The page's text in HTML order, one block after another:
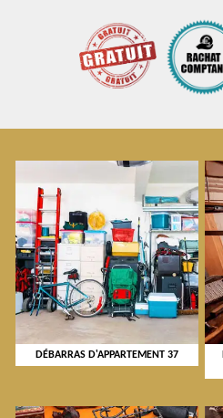
DÉBARRAS D'APPARTEMENT 37